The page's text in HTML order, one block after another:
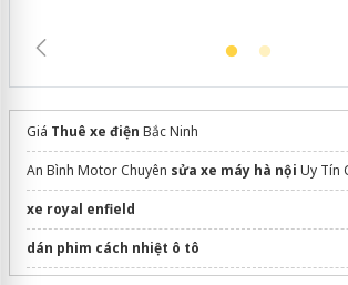
Giá Thuê xe điện Bắc Ninh
An Bình Motor Chuyên sửa xe máy hà nội Uy Tín
xe royal enfield
dán phim cách nhiệt ô tô